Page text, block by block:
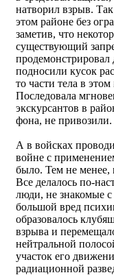
натворил взрыв.
этом районе без
заметив, что
существующий
продемонстрировал
подносили кусок
то части тела в
Последовала
экскурсантов в
фона, не привозили.
А в войсках
войне с
было. Тем не менее,
Все делалось по-
люди, не знакомые с
большой вред
образовалось
взрыва и
нейтральной
участок его
радиационной